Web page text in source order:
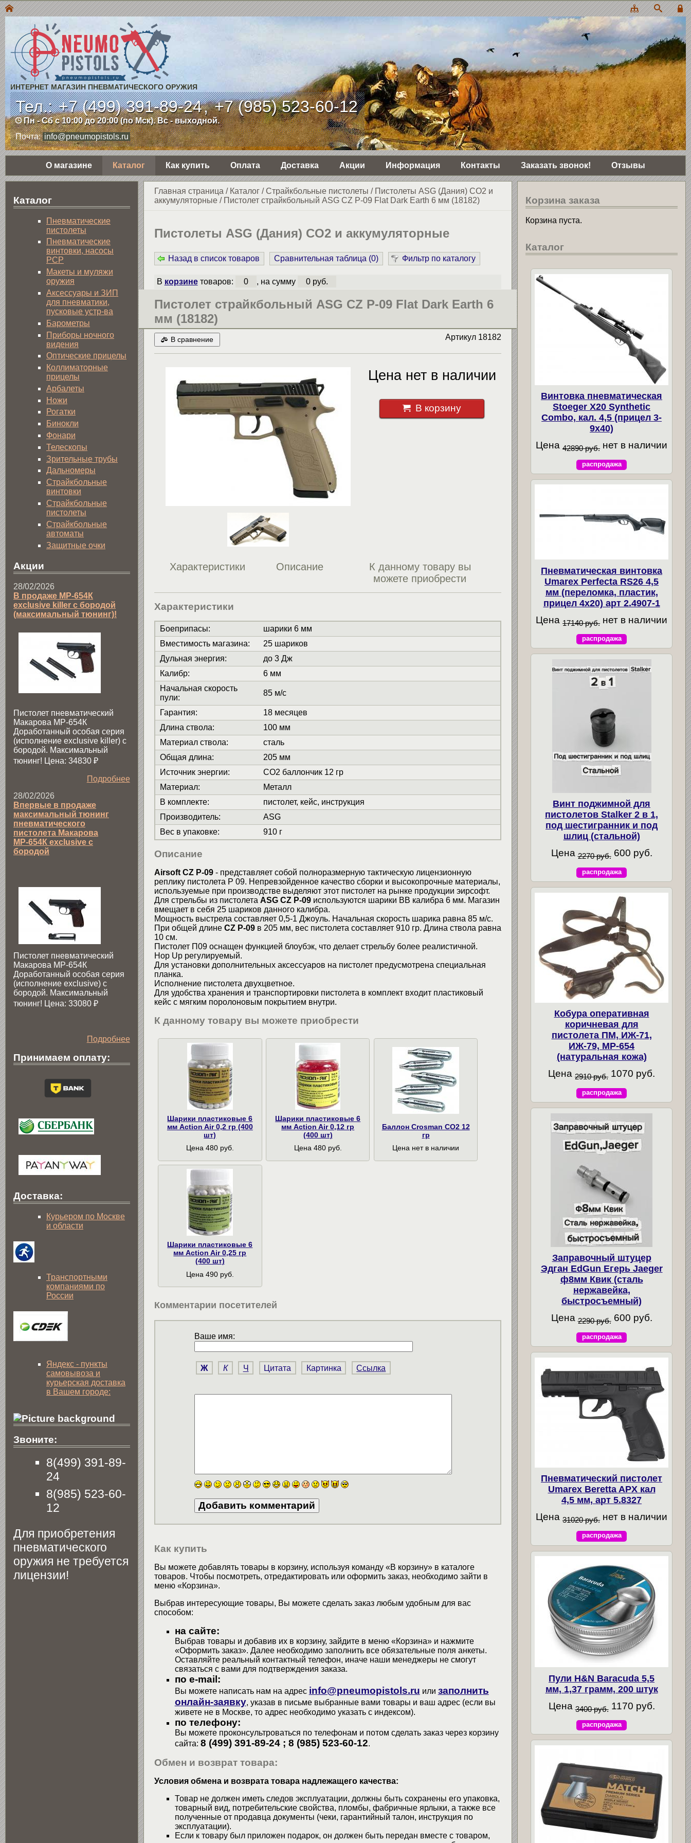
ИНТЕРНЕТ МАГАЗИН ПНЕВМАТИЧЕСКОГО ОРУЖИЯ
Тел.:+7 (499) 391-89-24,+7 (985) 523-60-12
Пн - Сб с 10:00 до 20:00 (по Мск). Вс - выходной.
Почта: info@pneumopistols.ru
О магазине Каталог Как купить Оплата Доставка Акции Информация Контакты Заказать звонок! Отзывы
Главная страница / Каталог/Страйкбольные пистолеты / Пистолеты ASG (Дания) CO2 и
аккумуляторные/ Пистолет страйкбольный ASG CZ P-09 Flat Dark Earth 6 мм (18182)
Пистолеты ASG (Дания) CO2 и аккумуляторные
Назад в список товаров Сравнительная таблица (0) Фильтр по каталогу
В корзинетоваров: 0 , на сумму 0 руб.
Пистолет страйкбольный ASG CZ P-09 Flat Dark Earth 6
мм (18182)
В сравнение Артикул 18182
Цена нет в наличии
В корзину
Характеристики Описание
К данному товару вы
можете приобрести
Характеристики
Боеприпасы:
шарики 6 мм
Вместимость магазина:
25 шариков
Дульная энергия:
до 3 Дж
Калибр:
6 мм
Начальная скорость
пули:
85 м/с
Гарантия:
18 месяцев
Длина ствола:
100 мм
Материал ствола:
сталь
Общая длина:
205 мм
Источник энергии:
СО2 баллончик 12 гр
Материал:
Металл
В комплекте:
пистолет, кейс, инструкция
Производитель:
ASG
Вес в упаковке: 910 г
Описание
Airsoft CZ P-09- представляет собой полноразмерную тактическую лицензионную
реплику пистолета P 09. Непревзойденное качество сборки и высокопрочные материалы,
используемые при производстве выделяют этот пистолет на рынке продукции эирсофт.
Для стрельбы из пистолета ASG CZ P-09используются шарики ВВ калибра 6 мм. Магазин
вмещает в себя 25 шариков данного калибра.
Мощность выстрела составляет 0,5-1 Джоуль. Начальная скорость шарика равна 85 м/с.
При общей длине CZ P-09в 205 мм, вес пистолета составляет 910 гр. Длина ствола равна
10 см.
Пистолет П09 оснащен функцией блоубэк, что делает стрельбу более реалистичной.
Hop Up регулируемый.
Для установки дополнительных аксессуаров на пистолет предусмотрена специальная
планка.
Исполнение пистолета двухцветное.
Для удобства хранения и транспортировки пистолета в комплект входит пластиковый
кейс с мягким поролоновым покрытием внутри.
К данному товару вы можете приобрести
Шарики пластиковые 6
мм Action Air 0,2 гр (400
шт)
Цена 480 руб.
Шарики пластиковые 6
мм Action Air 0,12 гр
(400 шт)
Цена 480 руб.
Баллон Crosman CO2 12
гр
Цена нет в наличии
Шарики пластиковые 6
мм Action Air 0,25 гр
(400 шт)
Цена 490 руб.
Комментарии посетителей
Ваше имя:
Ж К Ч Цитата Картинка Ссылка
Как купить
Вы можете добавлять товары в корзину, используя команду «В корзину» в каталоге
товаров. Чтобы посмотреть, отредактировать или оформить заказ, необходимо зайти в
меню «Корзина».
Выбрав интересующие товары, Вы можете сделать заказ любым удобным для вас
способом:
на сайте:
Выбрав товары и добавив их в корзину, зайдите в меню «Корзина» и нажмите
«Оформить заказ». Далее необходимо заполнить все обязательные поля анкеты.
Оставляйте реальный контактный телефон, иначе наши менеджеры не смогут
связаться с вами для подтверждения заказа.
по e-mail:
Вы можете написать нам на адрес info@pneumopistols.ru или заполнить
онлайн-заявку, указав в письме выбранные вами товары и ваш адрес (если вы
живете не в Москве, то адрес необходимо указать с индексом).
по телефону:
Вы можете проконсультроваться по телефонам и потом сделать заказ через корзину
сайта: 8 (499) 391-89-24 ; 8 (985) 523-60-12.
Обмен и возврат товара:
Условия обмена и возврата товара надлежащего качества:
Товар не должен иметь следов эксплуатации, должны быть сохранены его упаковка,
товарный вид, потребительские свойства, пломбы, фабричные ярлыки, а также все
полученные от продавца документы (чеки, гарантийный талон, инструкция по
эксплуатации).
Если к товару был приложен подарок, он должен быть передан вместе с товаром,
Каталог
Пнев­ма­ти­чес­кие
пистолеты
Пневматические
винтовки, насосы
PCP
Макеты и муляжи
оружия
Аксессуары и ЗИП
для пневматики,
пусковые устр-ва
Барометры
Приборы ночного
видения
Оптические прицелы
Коллиматорные
прицелы
Арбалеты
Ножи
Рогатки
Бинокли
Фонари
Телескопы
Зрительные трубы
Дальномеры
Страйкбольные
винтовки
Страйкбольные
пистолеты
Страйкбольные
автоматы
Защитные очки
Акции
28/02/2026
В продаже МР-654К
exclusive killer с бородой
(максимальный тюнинг)!
Пистолет пневматический
Макарова МР-654К
Доработанный особая серия
(исполнение exclusive killer) с
бородой. Максимальный
тюнинг! Цена: 34830 ₽
Подробнее
28/02/2026
Впервые в продаже
максимальный тюнинг
пневматического
пистолета Макарова
МР-654К exclusive с
бородой
Пистолет пневматический
Макарова МР-654К
Доработанный особая серия
(исполнение exclusive) c
бородой. Максимальный
тюнинг! Цена: 33080 ₽
Подробнее
Принимаем оплату:
Доставка:
Курьером по Москве
и области
Транспортными
компаниями по
России
Яндекс - пункты
самовывоза и
курьерская доставка
в Вашем городе:
Звоните:
8(499) 391-89-
24
8(985) 523-60-
12
Для приобретения
пневматического
оружия не требуется
лицензии!
Корзина заказа
Корзина пуста.
Каталог
Винтовка пневматическая
Stoeger X20 Synthetic
Combo, кал. 4,5 (прицел 3-
9х40)
Цена 42890 руб. нет в наличии
распродажа
Пневматическая винтовка
Umarex Perfecta RS26 4,5
мм (переломка, пластик,
прицел 4x20) арт 2.4907-1
Цена 17140 руб. нет в наличии
распродажа
Винт поджимной для
пистолетов Stalker 2 в 1,
под шестигранник и под
шлиц (стальной)
Цена 2270 руб. 600 руб.
распродажа
Кобура оперативная
коричневая для
пистолета ПМ, ИЖ-71,
ИЖ-79, МР-654
(натуральная кожа)
Цена 2910 руб. 1070 руб.
распродажа
Заправочный штуцер
Эдган EdGun Егерь Jaeger
ф8мм Квик (сталь
нержавейка,
быстросъемный)
Цена 2290 руб. 600 руб.
распродажа
Пневматический пистолет
Umarex Beretta APX кал
4,5 мм, арт 5.8327
Цена31020 руб. нет в наличии
распродажа
Пули H&N Baracuda 5,5
мм, 1,37 грамм, 200 штук
Цена 3400 руб. 1170 руб.
распродажа